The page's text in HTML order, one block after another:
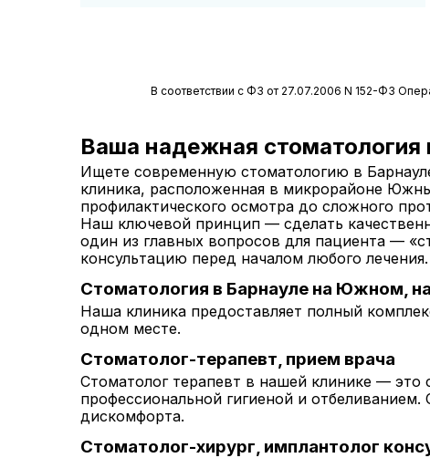
В соответствии с ФЗ от 27.07.2006 N 152-ФЗ
Ваша надежная
Ищете современную стоматологию в
клиника, расположенная в микрорайоне
профилактического осмотра до сложного
Наш ключевой принцип — сделать
один из главных вопросов для пациента —
консультацию перед началом любого лечения.
Стоматология в Барнауле на Южном,
Наша клиника предоставляет полный
одном месте.
Стоматолог-терапевт, прием врача
Стоматолог терапевт в нашей клинике — это
профессиональной гигиеной и
дискомфорта.
Стоматолог-хирург, имплантолог